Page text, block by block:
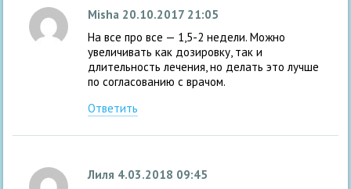
Misha 20.10.2017 21:05
На все про все — 1,5-2 недели. Можно
увеличивать как дозировку, так и
длительность лечения, но делать это лучше
по согласованию с врачом.
Ответить
Лиля 4.03.2018 09:45